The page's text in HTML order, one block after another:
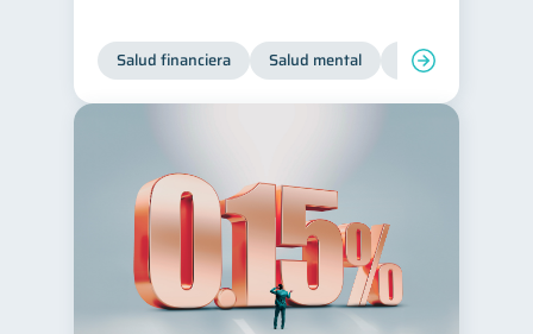
Salud financiera Salud mental Inclusión